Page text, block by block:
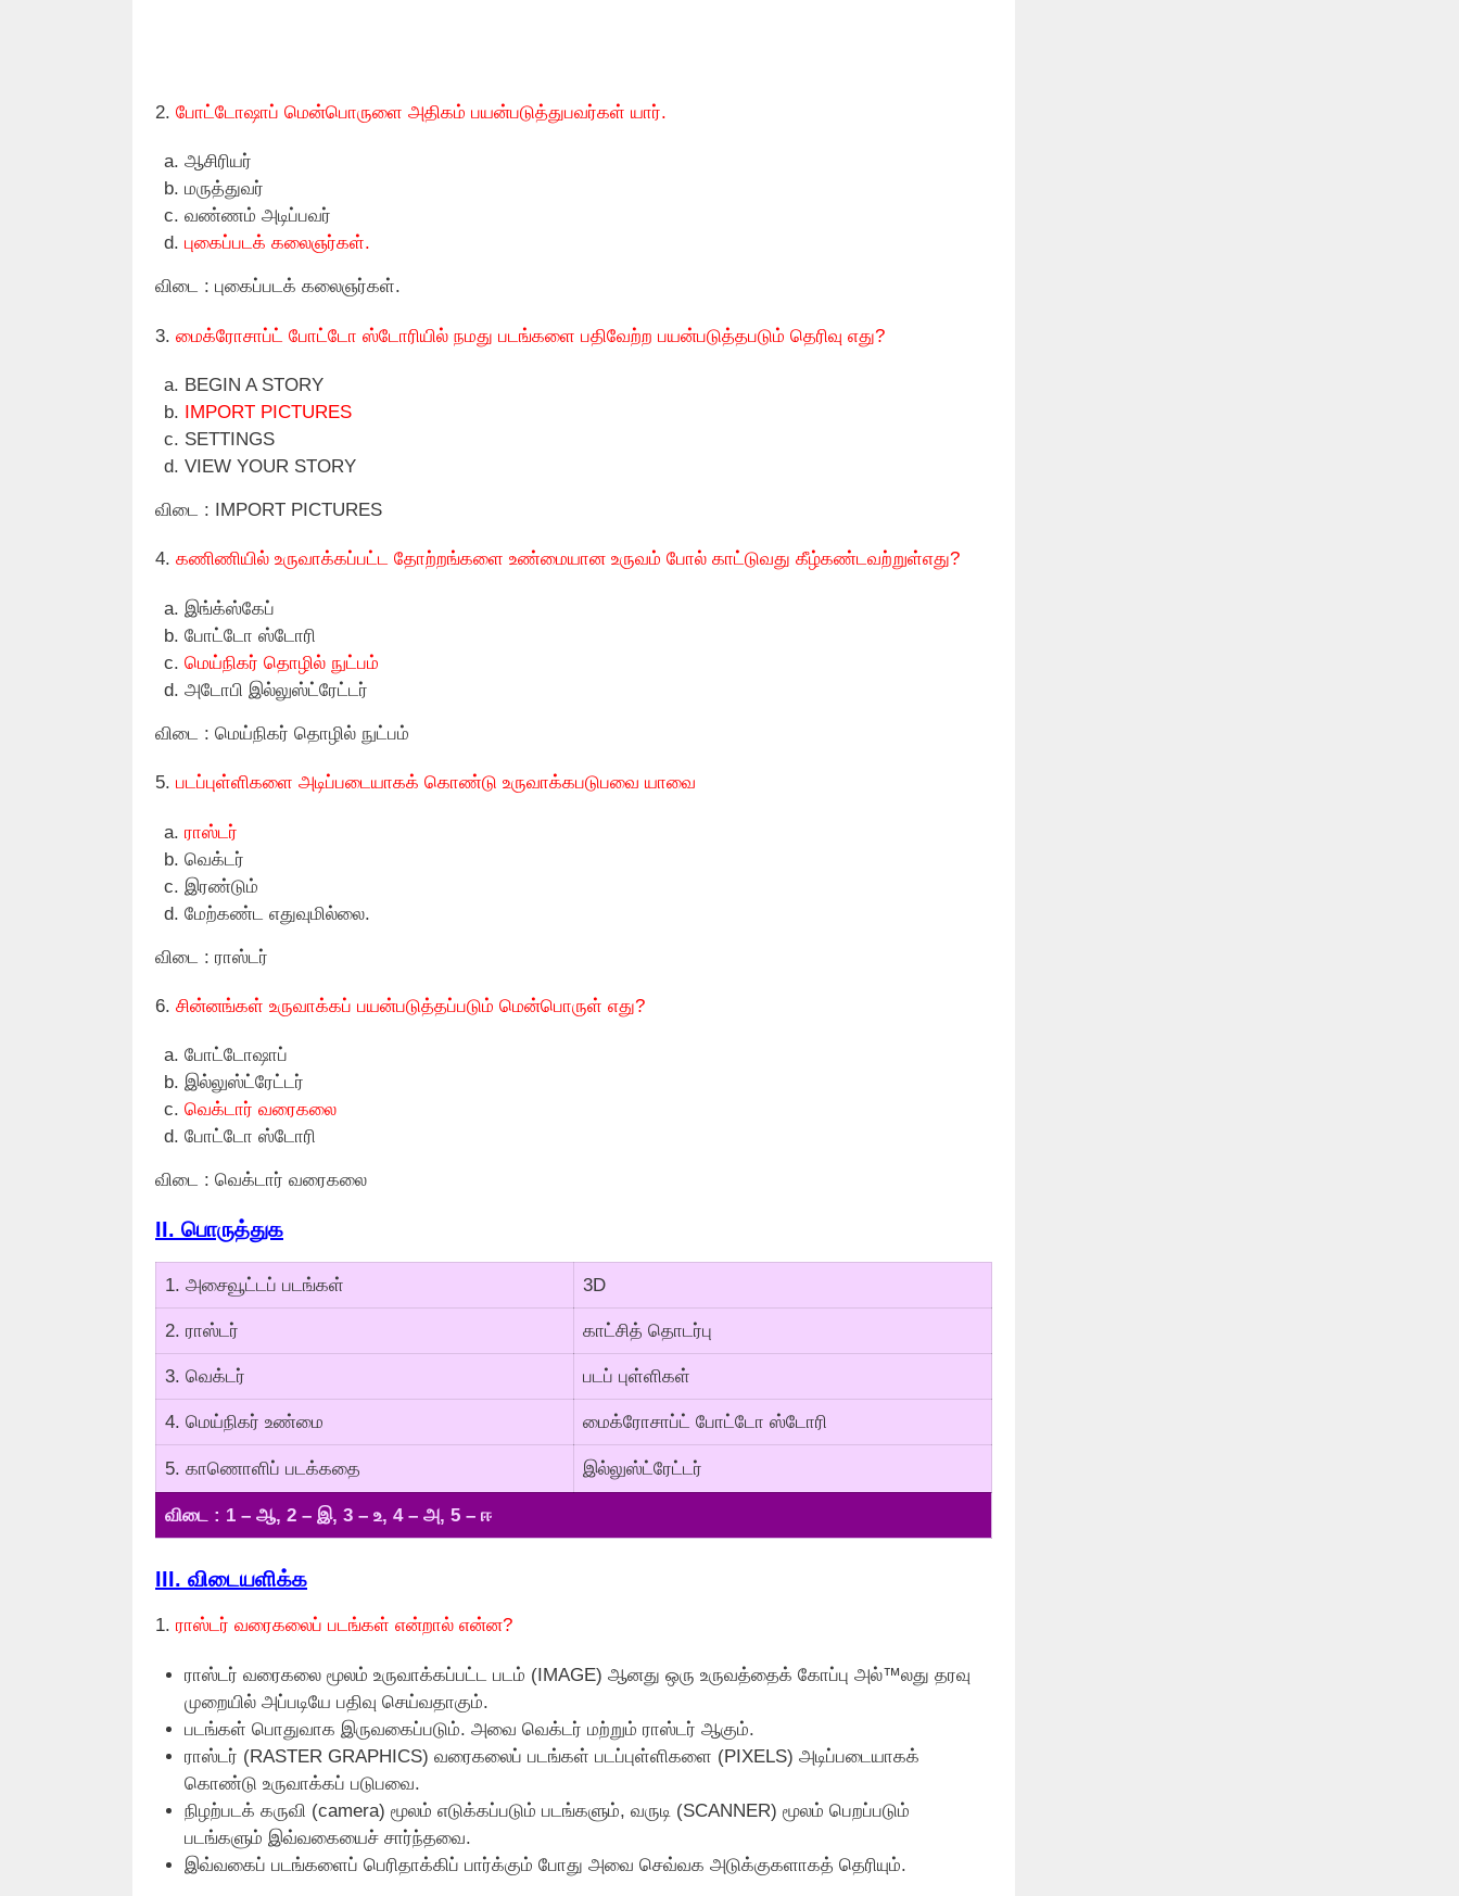
2. போட்டோஷாப் மென்பொருளை அதிகம் பயன்படுத்துபவர்கள் யார்.
ஆசிரியர்
மருத்துவர்
வண்ணம் அடிப்பவர்
புகைப்படக் கலைஞர்கள்.
விடை : புகைப்படக் கலைஞர்கள்.
3. மைக்ரோசாப்ட் போட்டோ ஸ்டோரியில் நமது படங்களை பதிவேற்ற பயன்படுத்தபடும் தெரிவு எது?
BEGIN A STORY
IMPORT PICTURES
SETTINGS
VIEW YOUR STORY
விடை : IMPORT PICTURES
4. கணிணியில் உருவாக்கப்பட்ட தோற்றங்களை உண்மையான உருவம் போல் காட்டுவது கீழ்கண்டவற்றுள்எது?
இங்க்ஸ்கேப்
போட்டோ ஸ்டோரி
மெய்நிகர் தொழில் நுட்பம்
அடோபி இல்லுஸ்ட்ரேட்டர்
விடை : மெய்நிகர் தொழில் நுட்பம்
5. படப்புள்ளிகளை அடிப்படையாகக் கொண்டு உருவாக்கபடுபவை யாவை
ராஸ்டர்
வெக்டர்
இரண்டும்
மேற்கண்ட எதுவுமில்லை.
விடை : ராஸ்டர்
6. சின்னங்கள் உருவாக்கப் பயன்படுத்தப்படும் மென்பொருள் எது?
போட்டோஷாப்
இல்லுஸ்ட்ரேட்டர்
வெக்டார் வரைகலை
போட்டோ ஸ்டோரி
விடை : வெக்டார் வரைகலை
II. பொருத்துக
1. அசைவூட்டப் படங்கள் 3D
2. ராஸ்டர் காட்சித் தொடர்பு
3. வெக்டர் படப் புள்ளிகள்
4. மெய்நிகர் உண்மை மைக்ரோசாப்ட் போட்டோ ஸ்டோரி
5. காணொளிப் படக்கதை இல்லுஸ்ட்ரேட்டர்
விடை : 1 – ஆ, 2 – இ, 3 – உ, 4 – அ, 5 – ஈ
III. விடையளிக்க
1. ராஸ்டர் வரைகலைப் படங்கள் என்றால் என்ன?
ராஸ்டர் வரைகலை மூலம் உருவாக்கப்பட்ட படம் (IMAGE) ஆனது ஒரு உருவத்தைக் கோப்பு அல்™லது தரவு
முறையில் அப்படியே பதிவு செய்வதாகும்.
படங்கள் பொதுவாக இருவகைப்படும். அவை வெக்டர் மற்றும் ராஸ்டர் ஆகும்.
ராஸ்டர் (RASTER GRAPHICS) வரைகலைப் படங்கள் படப்புள்ளிகளை (PIXELS) அடிப்படையாகக்
கொண்டு உருவாக்கப் படுபவை.
நிழற்படக் கருவி (camera) மூலம் எடுக்கப்படும் படங்களும், வருடி (SCANNER) மூலம் பெறப்படும்
படங்களும் இவ்வகையைச் சார்ந்தவை.
இவ்வகைப் படங்களைப் பெரிதாக்கிப் பார்க்கும் போது அவை செவ்வக அடுக்குகளாகத் தெரியும்.